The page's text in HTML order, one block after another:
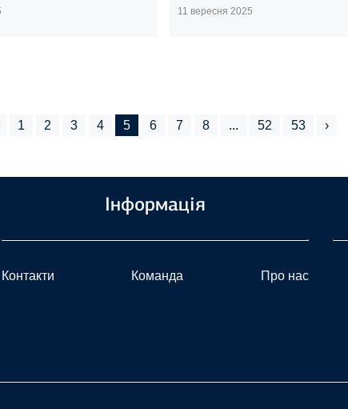
11 вересня 2025
1 2 3 4 5 6 7 8 ... 52 53 ›
Інформація
Контакти Команда Про нас